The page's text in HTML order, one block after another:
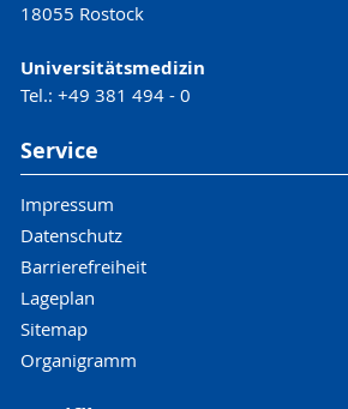
18055 Rostock
Universitätsmedizin
Tel.: +49 381 494 - 0
Service
Impressum
Datenschutz
Barrierefreiheit
Lageplan
Sitemap
Organigramm